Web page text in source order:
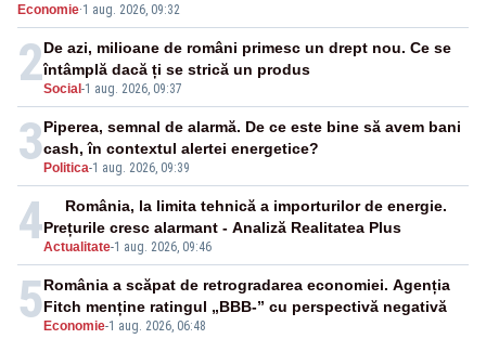
cunoscută de pe vremea lui Ceaușescu
Economie·1 aug. 2026, 09:32
2Social -1 aug. 2026, 09:37
De azi, milioane de români primesc un drept nou. Ce se
întâmplă dacă ți se strică un produs
3 Politica-1 aug. 2026, 09:39
Piperea, semnal de alarmă. De ce este bine să avem bani
cash, în contextul alertei energetice?
4Actualitate-1 aug. 2026, 09:46
România, la limita tehnică a importurilor de energie.
Prețurile cresc alarmant - Analiză Realitatea Plus
5 Economie-1 aug. 2026, 06:48
România a scăpat de retrogradarea economiei. Agenția
Fitch menține ratingul „BBB-” cu perspectivă negativă